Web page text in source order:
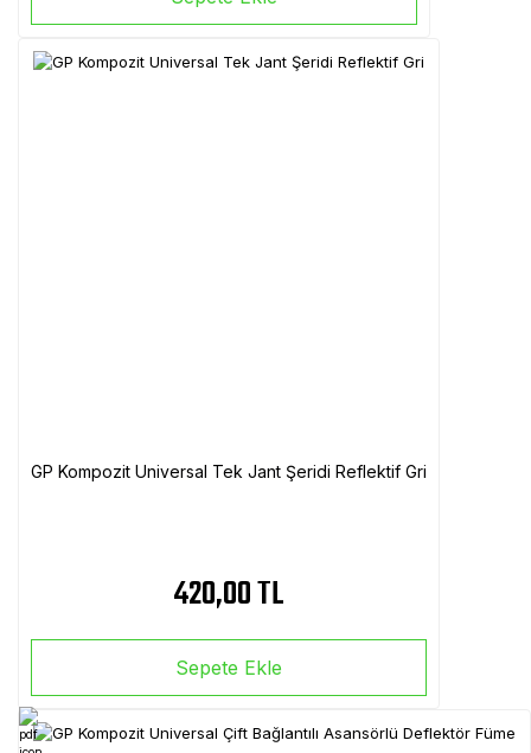
GP Kompozit Universal Tek Jant Şeridi Reflektif Gri
420,00 TL
Sepete Ekle